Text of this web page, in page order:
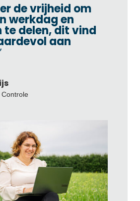
de vrijheid om
werkdag en
te delen, dit vind
aan